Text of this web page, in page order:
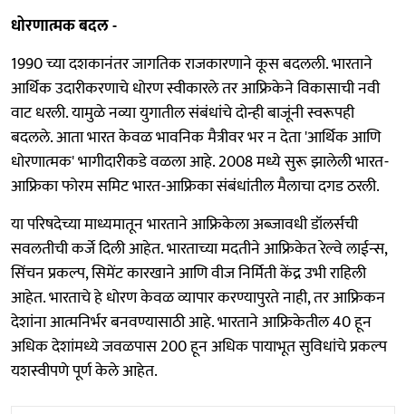
धोरणात्मक बदल -
1990 च्या दशकानंतर जागतिक राजकारणाने कूस बदलली. भारताने
आर्थिक उदारीकरणाचे धोरण स्वीकारले तर आफ्रिकेने विकासाची नवी
वाट धरली. यामुळे नव्या युगातील संबंधांचे दोन्ही बाजूंनी स्वरूपही
बदलले. आता भारत केवळ भावनिक मैत्रीवर भर न देता 'आर्थिक आणि
धोरणात्मक' भागीदारीकडे वळला आहे. 2008 मध्ये सुरू झालेली भारत-
आफ्रिका फोरम समिट भारत-आफ्रिका संबंधांतील मैलाचा दगड ठरली.
या परिषदेच्या माध्यमातून भारताने आफ्रिकेला अब्जावधी डॉलर्सची
सवलतीची कर्जे दिली आहेत. भारताच्या मदतीने आफ्रिकेत रेल्वे लाईन्स,
सिंचन प्रकल्प, सिमेंट कारखाने आणि वीज निर्मिती केंद्र उभी राहिली
आहेत. भारताचे हे धोरण केवळ व्यापार करण्यापुरते नाही, तर आफ्रिकन
देशांना आत्मनिर्भर बनवण्यासाठी आहे. भारताने आफ्रिकेतील 40 हून
अधिक देशांमध्ये जवळपास 200 हून अधिक पायाभूत सुविधांचे प्रकल्प
यशस्वीपणे पूर्ण केले आहेत.